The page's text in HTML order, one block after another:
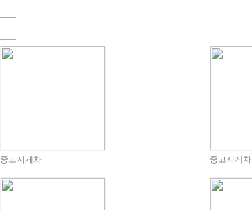
중고지게차 중고지게차